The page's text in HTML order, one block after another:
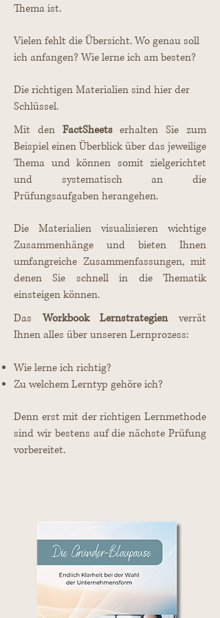
Thema ist.
Vielen fehlt die Übersicht. Wo genau soll
ich anfangen? Wie lerne ich am besten?
Die richtigen Materialien sind hier der
Schlüssel.
Mit den FactSheetserhalten Sie zum
Beispiel einen Überblick über das jeweilige
Thema und können somit zielgerichtet
und systematisch an die
Prüfungsaufgaben herangehen.
Die Materialien visualisieren wichtige
Zusammenhänge und bieten Ihnen
umfangreiche Zusammenfassungen, mit
denen Sie schnell in die Thematik
einsteigen können.
Das Workbook Lernstrategienverrät
Ihnen alles über unseren Lernprozess:
Wie lerne ich richtig?
Zu welchem Lerntyp gehöre ich?
Denn erst mit der richtigen Lernmethode
sind wir bestens auf die nächste Prüfung
vorbereitet.